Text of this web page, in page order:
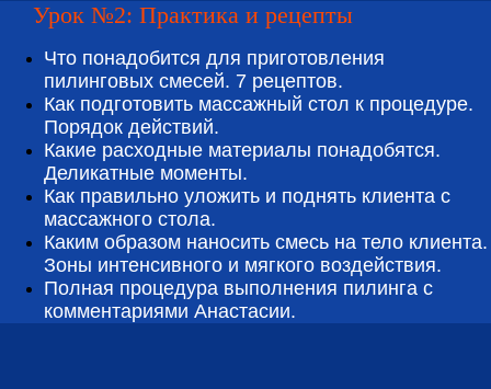
Урок №2: Практика и рецепты
Что понадобится для приготовления
пилинговых смесей. 7 рецептов.
Как подготовить массажный стол к процедуре.
Порядок действий.
Какие расходные материалы понадобятся.
Деликатные моменты.
Как правильно уложить и поднять клиента с
массажного стола.
Каким образом наносить смесь на тело клиента.
Зоны интенсивного и мягкого воздействия.
Полная процедура выполнения пилинга с
комментариями Анастасии.